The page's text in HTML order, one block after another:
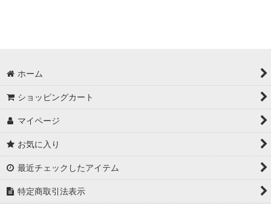
ホーム
ショッピングカート
マイページ
お気に入り
最近チェックしたアイテム
特定商取引法表示